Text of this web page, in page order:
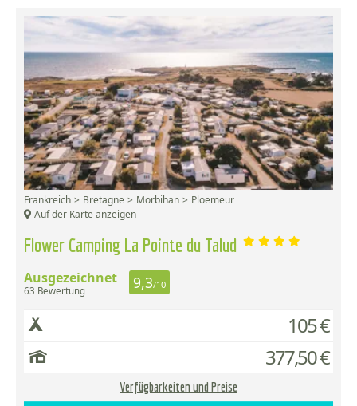
Flower Camping La Pointe du Talud
Frankreich Bretagne Morbihan
Ploemeur
Auf der Karte anzeigen
Ausgezeichnet
63 Bewertung 9,3/10
105 €
377,50 €
Verfügbarkeiten und Preise